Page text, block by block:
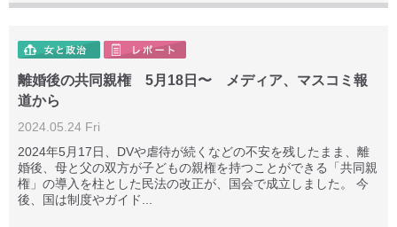
離婚後の共同親権 5月18日〜 メディア、マスコミ報
道から
2024.05.24 Fri
2024年5月17日、DVや虐待が続くなどの不安を残したまま、離
婚後、母と父の双方が子どもの親権を持つことができる「共同親
権」の導入を柱とした民法の改正が、国会で成立しました。 今
後、国は制度やガイド...